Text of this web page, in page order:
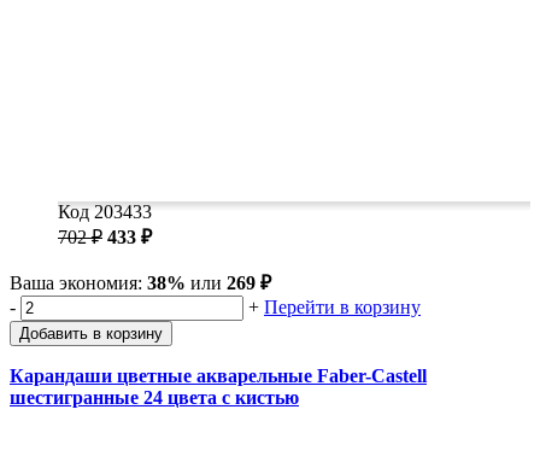
Код 203433
702 ₽ 433 ₽
Ваша экономия: 38% или 269 ₽
-
+ Перейти в корзину
Добавить в корзину
Карандаши цветные акварельные Faber-Castell
шестигранные 24 цвета с кистью